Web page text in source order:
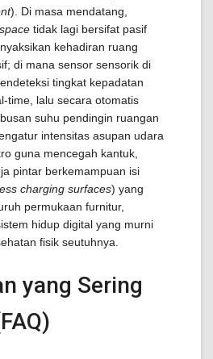
). Di masa mendatang,
tidak lagi bersifat pasif
kehadiran ruang
di mana sensor sensorik di
tingkat kepadatan
time, lalu secara otomatis
suhu pendingin ruangan
intensitas asupan udara
guna mencegah kantuk,
pintar berkemampuan isi
charging surfaces) yang
permukaan furnitur,
hidup digital yang murni
fisik seutuhnya.
yang Sering